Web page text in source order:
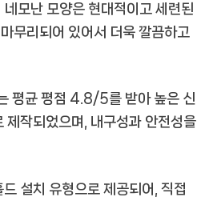
모난 모양은 현대적이고 세련된
무리되어 있어서 더욱 깔끔하고
평균 평점 4.8/5를 받아 높은 신
제작되었으며, 내구성과 안전성을
설치 유형으로 제공되어, 직접